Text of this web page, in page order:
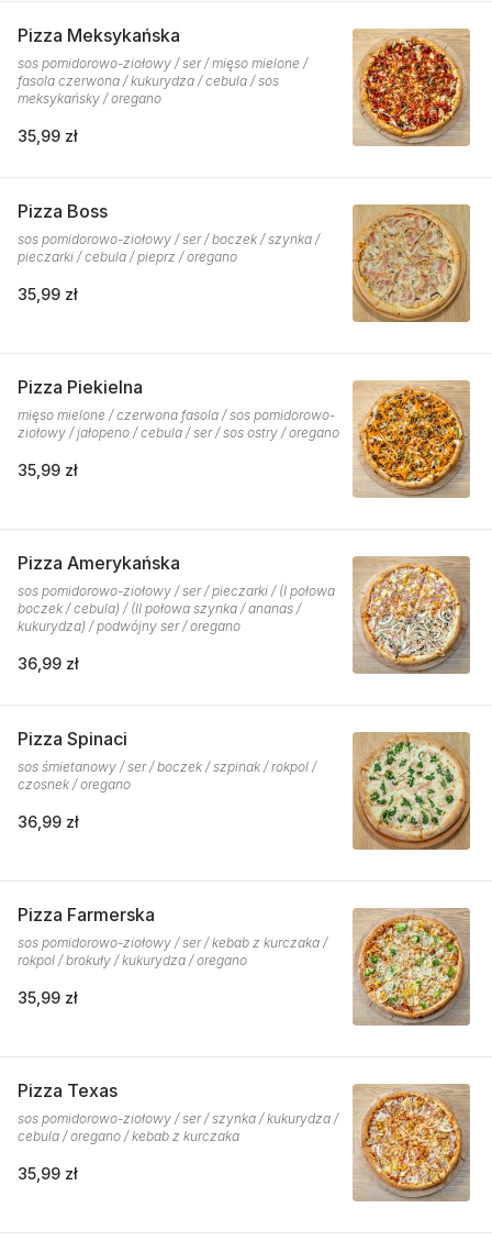
Pizza Meksykańska
sos pomidorowo-ziołowy / ser / mięso mielone /
fasola czerwona / kukurydza / cebula / sos
meksykańsky / oregano
35,99 zł
Pizza Boss
sos pomidorowo-ziołowy / ser / boczek / szynka /
pieczarki / cebula / pieprz / oregano
35,99 zł
Pizza Piekielna
mięso mielone / czerwona fasola / sos pomidorowo-
ziołowy / jałopeno / cebula / ser / sos ostry / oregano
35,99 zł
Pizza Amerykańska
sos pomidorowo-ziołowy / ser / pieczarki / (I połowa
boczek / cebula) / (II połowa szynka / ananas /
kukurydza) / podwójny ser / oregano
36,99 zł
Pizza Spinaci
sos śmietanowy / ser / boczek / szpinak / rokpol /
czosnek / oregano
36,99 zł
Pizza Farmerska
sos pomidorowo-ziołowy / ser / kebab z kurczaka /
rokpol / brokuły / kukurydza / oregano
35,99 zł
Pizza Texas
sos pomidorowo-ziołowy / ser / szynka / kukurydza /
cebula / oregano / kebab z kurczaka
35,99 zł